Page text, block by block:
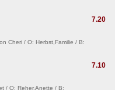
7.20
Cheri / O: Herbst,Familie / B:
7.10
/ O: Reher,Anette / B: